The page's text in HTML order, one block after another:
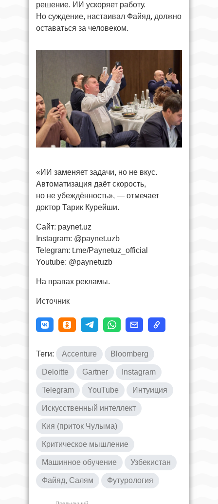
решение. ИИ ускоряет работу.
Но суждение, настаивал Файяд, должно
оставаться за человеком.
«ИИ заменяет задачи, но не вкус.
Автоматизация даёт скорость,
но не убеждённость», — отмечает
доктор Тарик Курейши.
Сайт: paynet.uz
Instagram: @paynet.uzb
Telegram: t.me/Paynetuz_official
Youtube: @paynetuzb
На правах рекламы.
Источник
Теги: Accenture Bloomberg
Deloitte Gartner Instagram
Telegram YouTube Интуиция
Искусственный интеллект
Кия (приток Чулыма)
Критическое мышление
Машинное обучение Узбекистан
Файяд, Салям Футурология